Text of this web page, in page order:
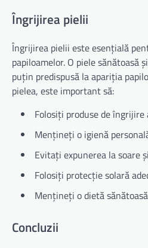
Îngrijirea pielii
Îngrijirea pielii este esențială
papiloamelor. O piele sănătoasă
puțin predispusă la apariția
pielea, este important să:
Folosiți produse de îngrijire
Mențineți o igienă
Evitați expunerea la soare
Folosiți protecție solară
Mențineți o dietă
Concluzii